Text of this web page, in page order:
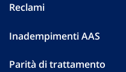
Reclami
Inadempimenti AAS
Parità di trattamento